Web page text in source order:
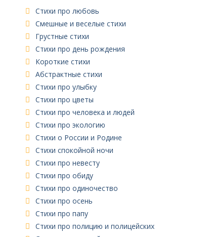
Стихи про любовь
Смешные и веселые стихи
Грустные стихи
Стихи про день рождения
Короткие стихи
Абстрактные стихи
Стихи про улыбку
Стихи про цветы
Стихи про человека и людей
Стихи про экологию
Стихи о России и Родине
Стихи спокойной ночи
Стихи про невесту
Стихи про обиду
Стихи про одиночество
Стихи про осень
Стихи про папу
Стихи про полицию и полицейских